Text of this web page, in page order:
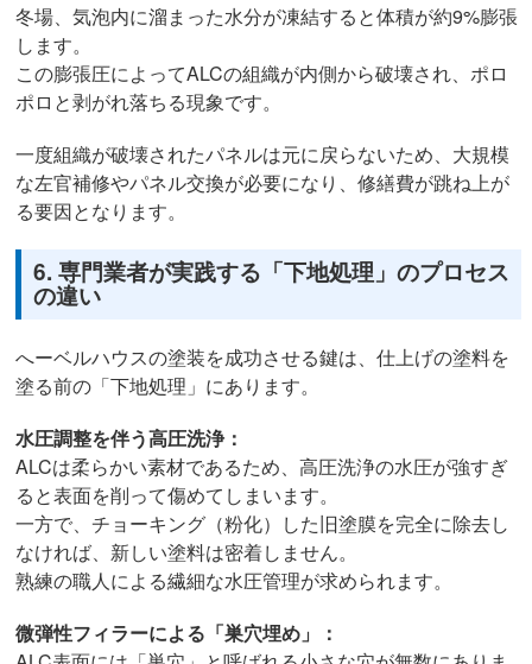
冬場、気泡内に溜まった水分が凍結すると体積が約9%膨張
します。
この膨張圧によってALCの組織が内側から破壊され、ポロ
ポロと剥がれ落ちる現象です。
一度組織が破壊されたパネルは元に戻らないため、大規模
な左官補修やパネル交換が必要になり、修繕費が跳ね上が
る要因となります。
6. 専門業者が実践する「下地処理」のプロセス
の違い
へーベルハウスの塗装を成功させる鍵は、仕上げの塗料を
塗る前の「下地処理」にあります。
水圧調整を伴う高圧洗浄：
ALCは柔らかい素材であるため、高圧洗浄の水圧が強すぎ
ると表面を削って傷めてしまいます。
一方で、チョーキング（粉化）した旧塗膜を完全に除去し
なければ、新しい塗料は密着しません。
熟練の職人による繊細な水圧管理が求められます。
微弾性フィラーによる「巣穴埋め」：